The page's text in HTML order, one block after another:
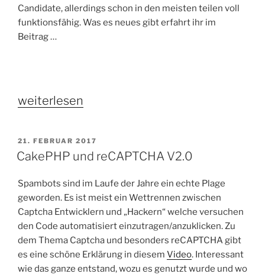
Candidate, allerdings schon in den meisten teilen voll
funktionsfähig. Was es neues gibt erfahrt ihr im
Beitrag …
„Shopware
Candidate
weiterlesen
VERÖFFENTLICHT
AM
21. FEBRUAR 2017
CakePHP und reCAPTCHA V2.0
Spambots sind im Laufe der Jahre ein echte Plage
geworden. Es ist meist ein Wettrennen zwischen
Captcha Entwicklern und „Hackern“ welche versuchen
den Code automatisiert einzutragen/anzuklicken. Zu
dem Thema Captcha und besonders reCAPTCHA gibt
es eine schöne Erklärung in diesem Video. Interessant
wie das ganze entstand, wozu es genutzt wurde und wo